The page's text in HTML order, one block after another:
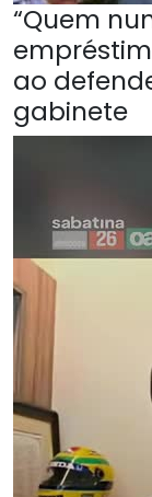
“Quem
ao
gabinete